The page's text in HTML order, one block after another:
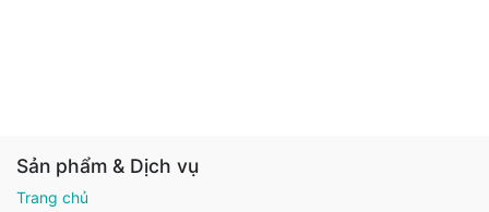
Sản phẩm & Dịch vụ
Trang chủ